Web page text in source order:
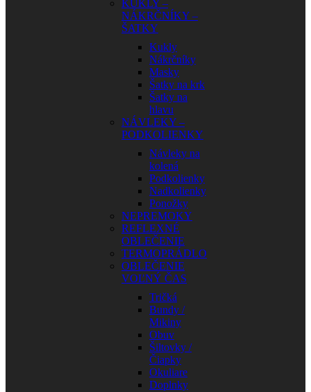
KUKLY –
NÁKRČNÍKY –
ŠATKY
Kukly
Nákrčníky
Masky
Šatky na krk
Šatky na
hlavu
NÁVLEKY –
PODKOLIENKY
Návleky na
kolená
Podkolienky
Nadkolienky
Ponožky
NEPREMOKY
REFLEXNÉ
OBLEČENIE
TERMOPRÁDLO
OBLEČENIE
VOĽNÝ ČAS
Tričká
Bundy /
Mikiny
Obuv
Šiltovky /
Čiapky
Okuliare
Doplnky